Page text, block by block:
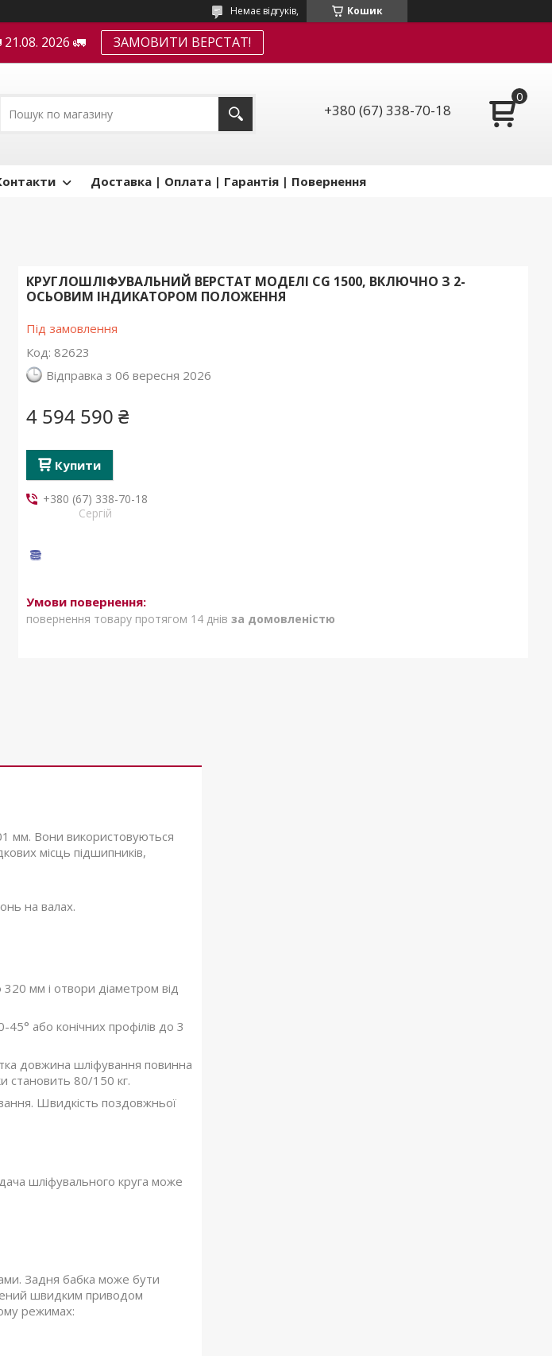
Кошик
Немає відгуків,
2026 🚛 ЗАМОВИТИ ВЕРСТАТ!
+380 (67) 338-70-18
Доставка | Оплата | Гарантія | Повернення
КРУГЛОШЛІФУВАЛЬНИЙ ВЕРСТАТ МОДЕЛІ CG 1500, ВКЛЮЧНО З 2-
ОСЬОВИМ ІНДИКАТОРОМ ПОЛОЖЕННЯ
Під замовлення
Код: 82623
Відправка з 06 вересня 2026
4 594 590 ₴
Купити
+380 (67) 338-70-18
Сергій
повернення товару протягом 14 днів за домовленістю
мм. Вони використовуються
місць підшипників,
на валах.
мм і отвори діаметром від
або конічних профілів до 3
довжина шліфування повинна
становить 80/150 кг.
Швидкість поздовжньої
шліфувального круга може
Задня бабка може бути
швидким приводом
режимах: